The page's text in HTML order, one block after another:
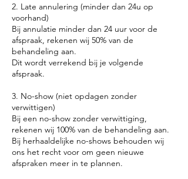
2. Late annulering (minder dan 24u op
voorhand)
Bij annulatie minder dan 24 uur voor de
afspraak, rekenen wij 50% van de
behandeling aan.
Dit wordt verrekend bij je volgende
afspraak.
3. No-show (niet opdagen zonder
verwittigen)
Bij een no-show zonder verwittiging,
rekenen wij 100% van de behandeling aan.
Bij herhaaldelijke no-shows behouden wij
ons het recht voor om geen nieuwe
afspraken meer in te plannen.